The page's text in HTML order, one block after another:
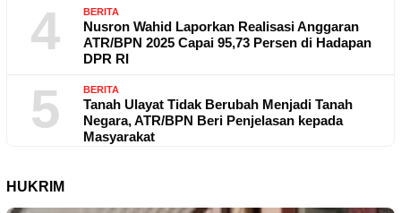
4 BERITA
Nusron Wahid Laporkan Realisasi Anggaran
ATR/BPN 2025 Capai 95,73 Persen di Hadapan
DPR RI
5 BERITA
Tanah Ulayat Tidak Berubah Menjadi Tanah
Negara, ATR/BPN Beri Penjelasan kepada
Masyarakat
HUKRIM